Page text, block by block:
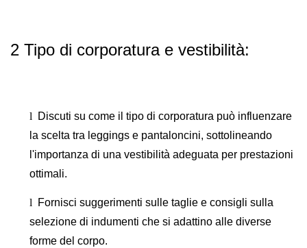
2 Tipo di corporatura e vestibilità:
l
Discuti su come il tipo di corporatura può influenzare
la scelta tra leggings e pantaloncini, sottolineando
l'importanza di una vestibilità adeguata per prestazioni
ottimali.
l
Fornisci suggerimenti sulle taglie e consigli sulla
selezione di indumenti che si adattino alle diverse
forme del corpo.